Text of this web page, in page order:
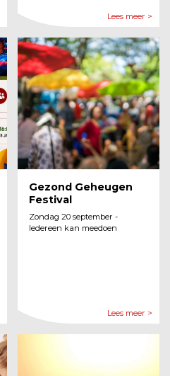
Lees meer >
Gezond Geheugen
Festival
Zondag 20 september -
Iedereen kan meedoen
Lees meer >